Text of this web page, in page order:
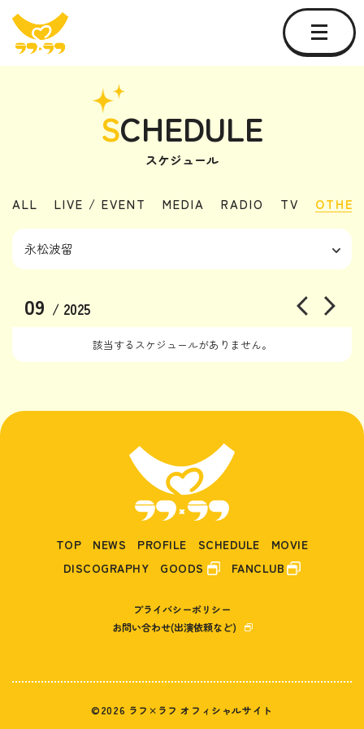
SCHEDULE
スケジュール
ALL LIVE / EVENT MEDIA RADIO TV OTHER
09 / 2025
該当するスケジュールがありません。
TOP NEWS PROFILE SCHEDULE
MOVIE
DISCOGRAPHY
GOODS FANCLUB
プライバシーポリシー
お問い合わせ(出演依頼など)
©2026 ラフ×ラフ オフィシャルサイト